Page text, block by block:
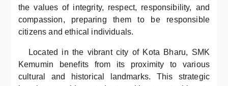
the values of integrity, respect, responsibility, and
compassion, preparing them to be responsible
citizens and ethical individuals.
Located in the vibrant city of Kota Bharu, SMK
Kemumin benefits from its proximity to various
cultural and historical landmarks. This strategic